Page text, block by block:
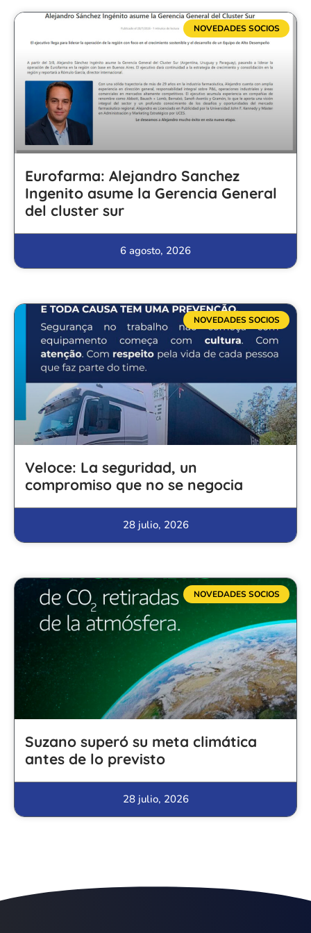
NOVEDADES SOCIOS
Eurofarma: Alejandro Sanchez
Ingenito asume la Gerencia General
del cluster sur
6 agosto, 2026
NOVEDADES SOCIOS
Veloce: La seguridad, un
compromiso que no se negocia
28 julio, 2026
NOVEDADES SOCIOS
Suzano superó su meta climática
antes de lo previsto
28 julio, 2026